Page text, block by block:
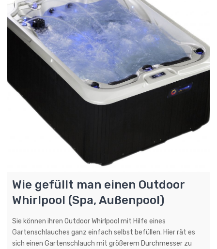
Wie gefüllt man einen Outdoor
Whirlpool (Spa, Außenpool)
Sie können ihren Outdoor Whirlpool mit Hilfe eines
Gartenschlauches ganz einfach selbst befüllen. Hier rät es
sich einen Gartenschlauch mit größerem Durchmesser zu